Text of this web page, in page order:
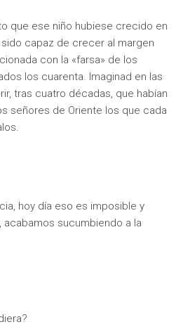
que ese niño hubiese crecido en
sido capaz de crecer al margen
con la «farsa» de los
los cuarenta. Imaginad en las
tras cuatro décadas, que habían
señores de Oriente los que cada
hoy día eso es imposible y
sucumbiendo a la